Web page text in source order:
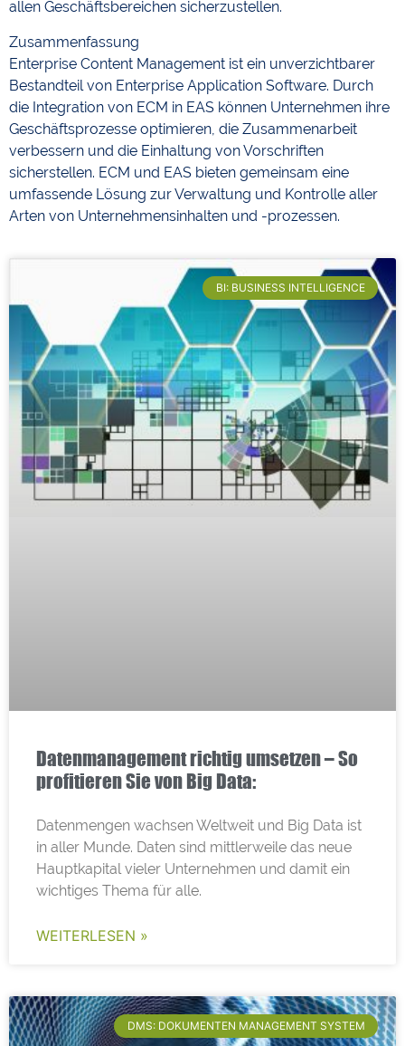
allen Geschäftsbereichen sicherzustellen.
Zusammenfassung
Enterprise Content Management ist ein unverzichtbarer
Bestandteil von Enterprise Application Software. Durch
die Integration von ECM in EAS können Unternehmen ihre
Geschäftsprozesse optimieren, die Zusammenarbeit
verbessern und die Einhaltung von Vorschriften
sicherstellen. ECM und EAS bieten gemeinsam eine
umfassende Lösung zur Verwaltung und Kontrolle aller
Arten von Unternehmensinhalten und -prozessen.
BI: BUSINESS INTELLIGENCE
Datenmanagement richtig umsetzen – So
profitieren Sie von Big Data:
Datenmengen wachsen Weltweit und Big Data ist
in aller Munde. Daten sind mittlerweile das neue
Hauptkapital vieler Unternehmen und damit ein
wichtiges Thema für alle.
WEITERLESEN »
DMS: DOKUMENTEN MANAGEMENT SYSTEM